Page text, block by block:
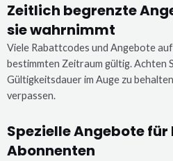
Zeitlich begrenzte
sie wahrnimmt
Viele Rabattcodes und Angebote
bestimmten Zeitraum gültig. Achten
Gültigkeitsdauer im Auge zu
verpassen.
Spezielle Angebote für
Abonnenten